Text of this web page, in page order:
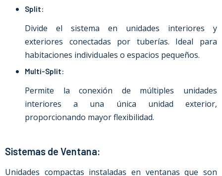
Split:
Divide el sistema en unidades interiores y
exteriores conectadas por tuberías. Ideal para
habitaciones individuales o espacios pequeños.
Multi-Split:
Permite la conexión de múltiples unidades
interiores a una única unidad exterior,
proporcionando mayor flexibilidad.
Sistemas de Ventana:
Unidades compactas instaladas en ventanas que son